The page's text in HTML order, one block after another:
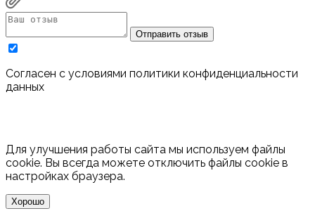
Отправить отзыв
Cогласен с условиями политики конфиденциальности
данных
Для улучшения работы сайта мы используем файлы
cookie. Вы всегда можете отключить файлы cookie в
настройках браузера.
Хорошо